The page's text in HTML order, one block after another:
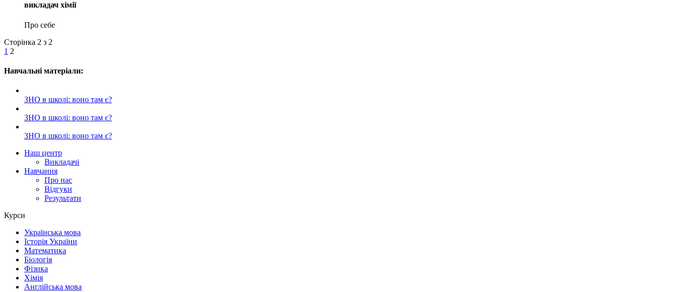
викладач хімії
Про себе
Сторінка 2 з 2
1 2
Навчальні матеріали:
ЗНО в школі: воно там є?
ЗНО в школі: воно там є?
ЗНО в школі: воно там є?
Наш центр
Викладачі
Навчання
Про нас
Відгуки
Результати
Курси
Українська мова
Історія України
Математика
Біологія
Фізика
Хімія
Англійська мова